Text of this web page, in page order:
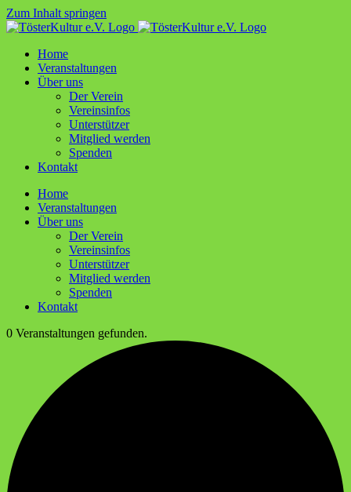
Zum Inhalt springen
Home
Ver­an­stal­tun­gen
Über uns
Der Ver­ein
Ver­ein­sin­fos
Unter­stüt­zer
Mit­glied werden
Spen­den
Kon­takt
Home
Ver­an­stal­tun­gen
Über uns
Der Ver­ein
Ver­ein­sin­fos
Unter­stüt­zer
Mit­glied werden
Spen­den
Kon­takt
0 Veranstaltungen gefunden.